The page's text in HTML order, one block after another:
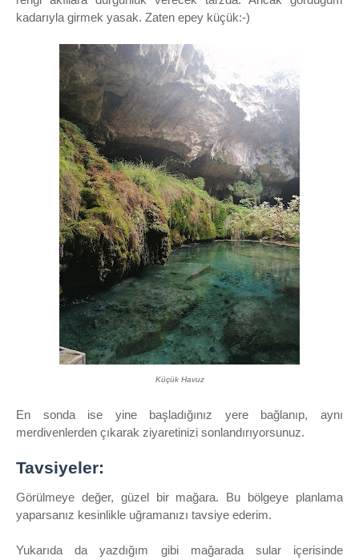
kadarıyla girmek yasak. Zaten epey küçük:-)
Küçük Havuz
En sonda ise yine başladığınız yere bağlanıp, aynı
merdivenlerden çıkarak ziyaretinizi sonlandırıyorsunuz.
Tavsiyeler:
Görülmeye değer, güzel bir mağara. Bu bölgeye planlama
yaparsanız kesinlikle uğramanızı tavsiye ederim.
Yukarıda da yazdığım gibi mağarada sular içerisinde